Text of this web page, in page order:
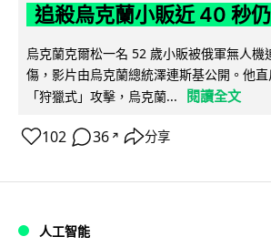
追殺烏克蘭小販近 40 秒
烏克蘭克爾松一名 52 歲小販被俄軍無人機
傷，影片由烏克蘭總統澤連斯基公開。他
「狩獵式」攻擊，烏克蘭...
閱讀全文
102 36 ↗ 分享
人工智能